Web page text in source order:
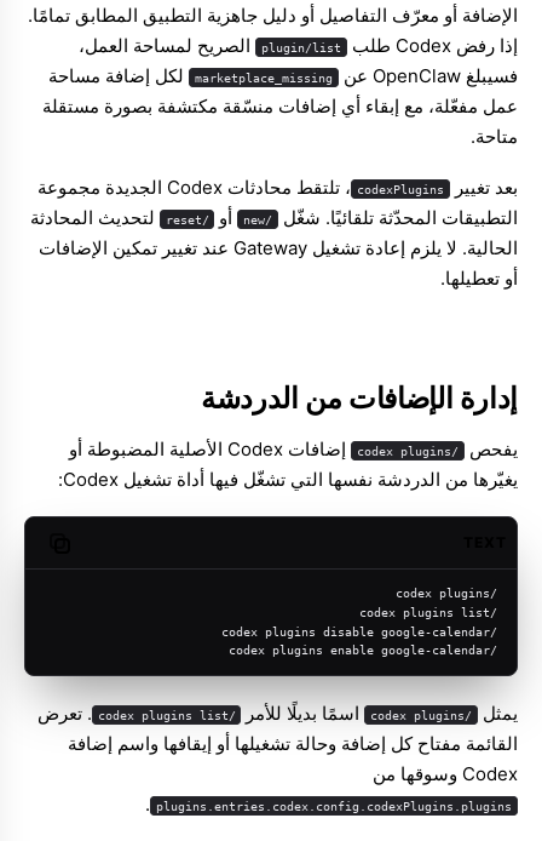
الإضافة أو معرّف التفاصيل أو دليل جاهزية التطبيق المطابق تمامًا.
إذا رفض Codex طلب
plugin/list الصريح لمساحة العمل،
فسيبلغ OpenClaw عن
marketplace_missing لكل إضافة مساحة
عمل مفعّلة، مع إبقاء أي إضافات منسّقة مكتشفة بصورة مستقلة
متاحة.
بعد تغيير codexPlugins
، تلتقط محادثات Codex الجديدة مجموعة
التطبيقات المحدّثة تلقائيًا. شغّل
/new أو /reset
لتحديث المحادثة
الحالية. لا يلزم إعادة تشغيل Gateway عند تغيير تمكين الإضافات
أو تعطيلها.
إدارة الإضافات من الدردشة
يفحص /codex plugins
إضافات Codex الأصلية المضبوطة أو
يغيّرها من الدردشة نفسها التي تشغّل فيها أداة تشغيل Codex:
/codex plugins
/codex plugins list
/codex plugins disable google-calendar
/codex plugins enable google-calendar
يمثل /codex plugins اسمًا بديلًا للأمر /codex plugins list
. تعرض
القائمة مفتاح كل إضافة وحالة تشغيلها أو إيقافها واسم إضافة
Codex وسوقها من
plugins.entries.codex.config.codexPlugins.plugins
.